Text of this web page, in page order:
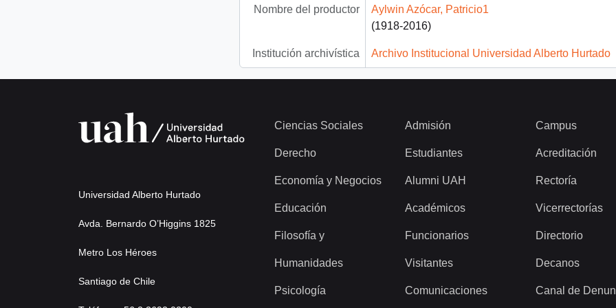
Nombre del productor
Aylwin Azócar, Patricio1
(1918-2016)
Institución archivística Archivo Institucional Universidad Alberto Hurtado
Universidad Alberto Hurtado
Avda. Bernardo O’Higgins 1825
Metro Los Héroes
Santiago de Chile
Ciencias Sociales
Derecho
Economía y Negocios
Educación
Filosofía y
Humanidades
Psicología
Admisión
Estudiantes
Alumni UAH
Académicos
Funcionarios
Visitantes
Comunicaciones
Campus
Acreditación
Rectoría
Vicerrectorías
Directorio
Decanos
Canal de